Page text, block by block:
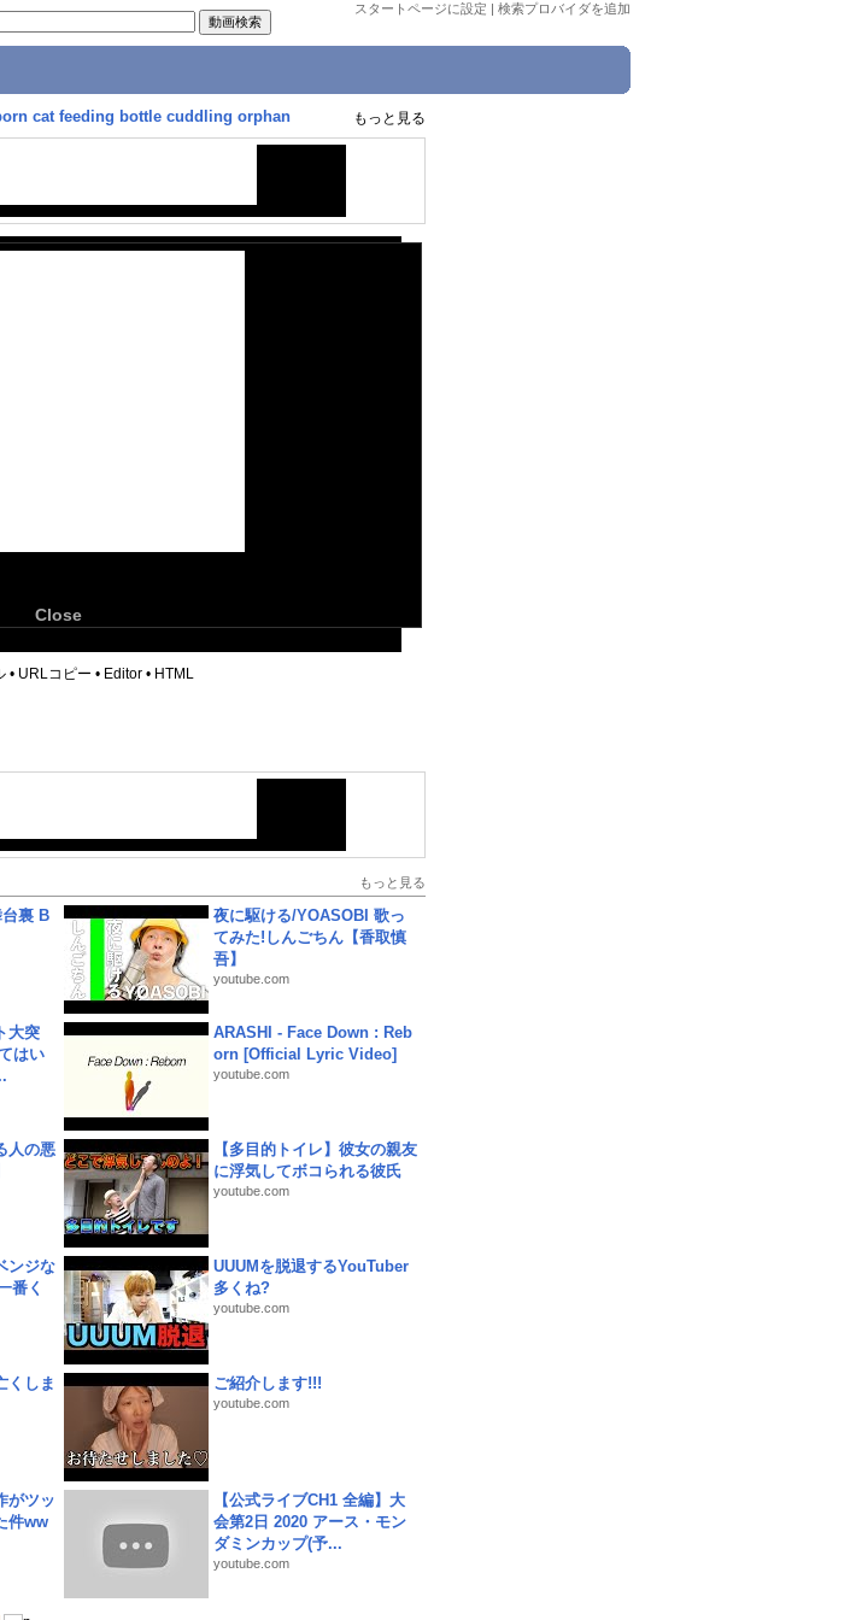
スタートページに設定 | 検索プロバイダを追加
cat feeding bottle cuddling orphan もっと見る
Close
• URLコピー • Editor • HTML
もっと見る
裏 B
夜に駆ける/YOASOBI 歌っ
てみた!しんごちん【香取慎
吾】
youtube.com
大突
はい
ARASHI - Face Down : Reb
orn [Official Lyric Video]
youtube.com
人の悪
【多目的トイレ】彼女の親友
に浮気してボコられる彼氏
youtube.com
ンジな
番く
UUUMを脱退するYouTuber
多くね?
youtube.com
くしま
ご紹介します!!!
youtube.com
がツッ
件ww
【公式ライブCH1 全編】大
会第2日 2020 アース・モン
ダミンカップ(予...
youtube.com